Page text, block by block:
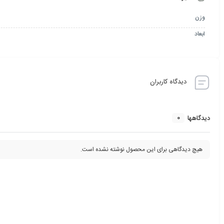
وزن
ابعاد
دیدگاه کاربران
دیدگاهها 0
هیچ دیدگاهی برای این محصول نوشته نشده است.